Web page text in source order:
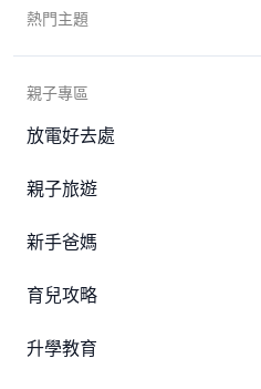
熱門主題
親子專區
放電好去處
親子旅遊
新手爸媽
育兒攻略
升學教育